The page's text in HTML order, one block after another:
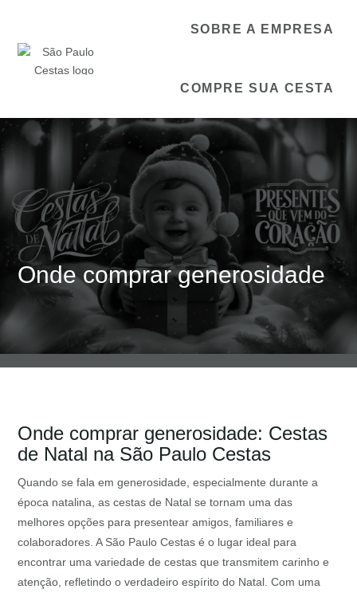
SOBRE A EMPRESA
COMPRE SUA CESTA
Onde comprar generosidade
Onde comprar generosidade: Cestas
de Natal na São Paulo Cestas
Quando se fala em generosidade, especialmente durante a
época natalina, as cestas de Natal se tornam uma das
melhores opções para presentear amigos, familiares e
colaboradores. A São Paulo Cestas é o lugar ideal para
encontrar uma variedade de cestas que transmitem carinho e
atenção, refletindo o verdadeiro espírito do Natal. Com uma